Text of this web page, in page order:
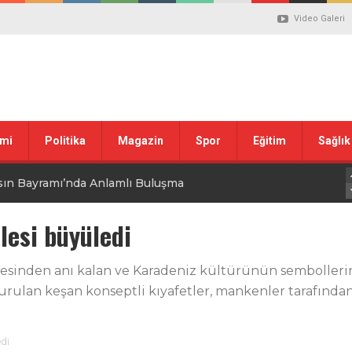
Video Galeri
Politika Magazin Spor Eğitim Sağlık
Bayramı’nda Anlamlı Buluşma
tepkisi
Marşı’nın Kabulünün 105. Yılı Mesajı
ilgili düzenleme görüşülüyor
büyüledi
anı kalan ve Karadeniz kültürünün
keşan konseptli kıyafetler, mankenler tarafından